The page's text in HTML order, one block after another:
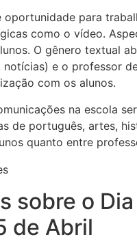
oportunidade para
como o vídeo.
O gênero textual
e o professor
com os alunos.
na escola
de português, artes,
quanto entre
sobre o
de Abril